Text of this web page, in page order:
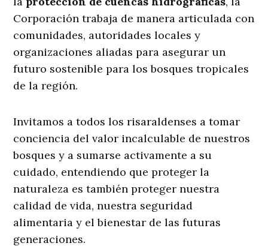
Corporación trabaja de manera articulada con
comunidades, autoridades locales y
organizaciones aliadas para asegurar un
futuro sostenible para los bosques tropicales
de la región.
Invitamos a todos los risaraldenses a tomar
conciencia del valor incalculable de nuestros
bosques y a sumarse activamente a su
cuidado, entendiendo que proteger la
naturaleza es también proteger nuestra
calidad de vida, nuestra seguridad
alimentaria y el bienestar de las futuras
generaciones.